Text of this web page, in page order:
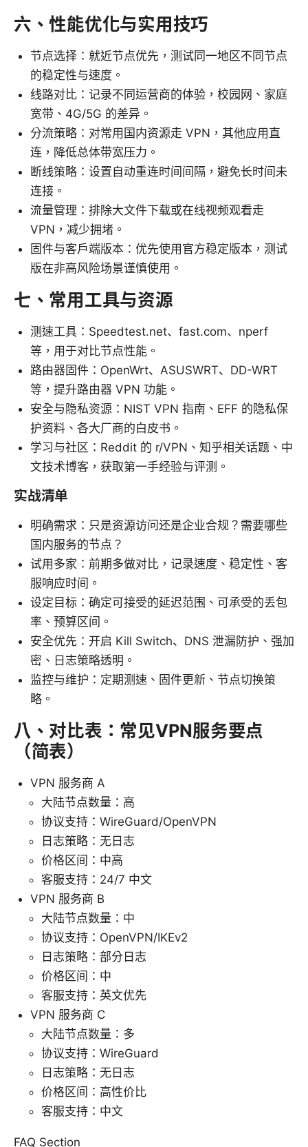
六、性能优化与实用技巧
节点选择：就近节点优先，测试同一地区不同节点
的稳定性与速度。
线路对比：记录不同运营商的体验，校园网、家庭
宽带、4G/5G 的差异。
分流策略：对常用国内资源走 VPN，其他应用直
连，降低总体带宽压力。
断线策略：设置自动重连时间间隔，避免长时间未
连接。
流量管理：排除大文件下载或在线视频观看走
VPN，减少拥堵。
固件与客户端版本：优先使用官方稳定版本，测试
版在非高风险场景谨慎使用。
七、常用工具与资源
测速工具：Speedtest.net、fast.com、nperf
等，用于对比节点性能。
路由器固件：OpenWrt、ASUSWRT、DD-WRT
等，提升路由器 VPN 功能。
安全与隐私资源：NIST VPN 指南、EFF 的隐私保
护资料、各大厂商的白皮书。
学习与社区：Reddit 的 r/VPN、知乎相关话题、中
文技术博客，获取第一手经验与评测。
实战清单
明确需求：只是资源访问还是企业合规？需要哪些
国内服务的节点？
试用多家：前期多做对比，记录速度、稳定性、客
服响应时间。
设定目标：确定可接受的延迟范围、可承受的丢包
率、预算区间。
安全优先：开启 Kill Switch、DNS 泄漏防护、强加
密、日志策略透明。
监控与维护：定期测速、固件更新、节点切换策
略。
八、对比表：常见VPN服务要点
（简表）
VPN 服务商 A
大陆节点数量：高
协议支持：WireGuard/OpenVPN
日志策略：无日志
价格区间：中高
客服支持：24/7 中文
VPN 服务商 B
大陆节点数量：中
协议支持：OpenVPN/IKEv2
日志策略：部分日志
价格区间：中
客服支持：英文优先
VPN 服务商 C
大陆节点数量：多
协议支持：WireGuard
日志策略：无日志
价格区间：高性价比
客服支持：中文
FAQ Section